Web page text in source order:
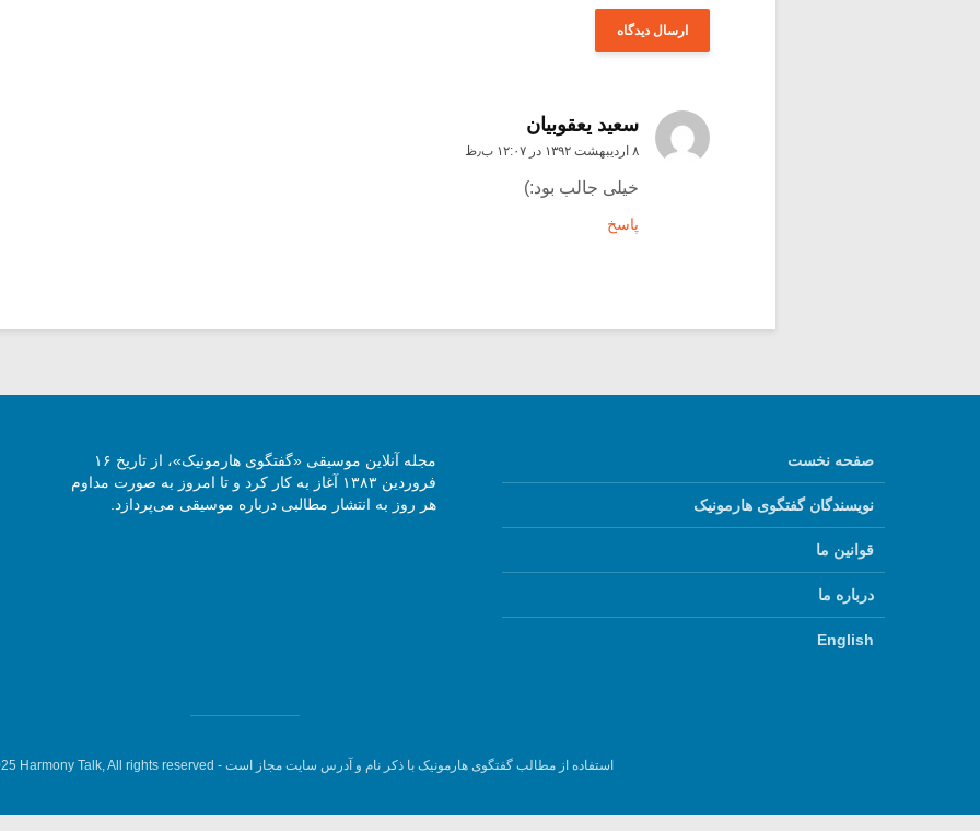
سعيد يعقوبيان
۸ اردیبهشت ۱۳۹۲ در ۱۲:۰۷ ب٫ظ
خیلی جالب بود:)
پاسخ
صفحه نخست
نویسندگان گفتگوی هارمونیک
قوانین ما
درباره ما
English
مجله آنلاین موسیقی «گفتگوی هارمونیک»، از تاریخ ۱۶
فروردین ۱۳۸۳ آغاز به کار کرد و تا امروز به صورت مداوم
هر روز به انتشار مطالبی درباره موسیقی می‌پردازد.
استفاده از مطالب گفتگوی هارمونیک با ذکر نام و آدرس سایت مجاز است - Harmony Talk, All rights reserved.